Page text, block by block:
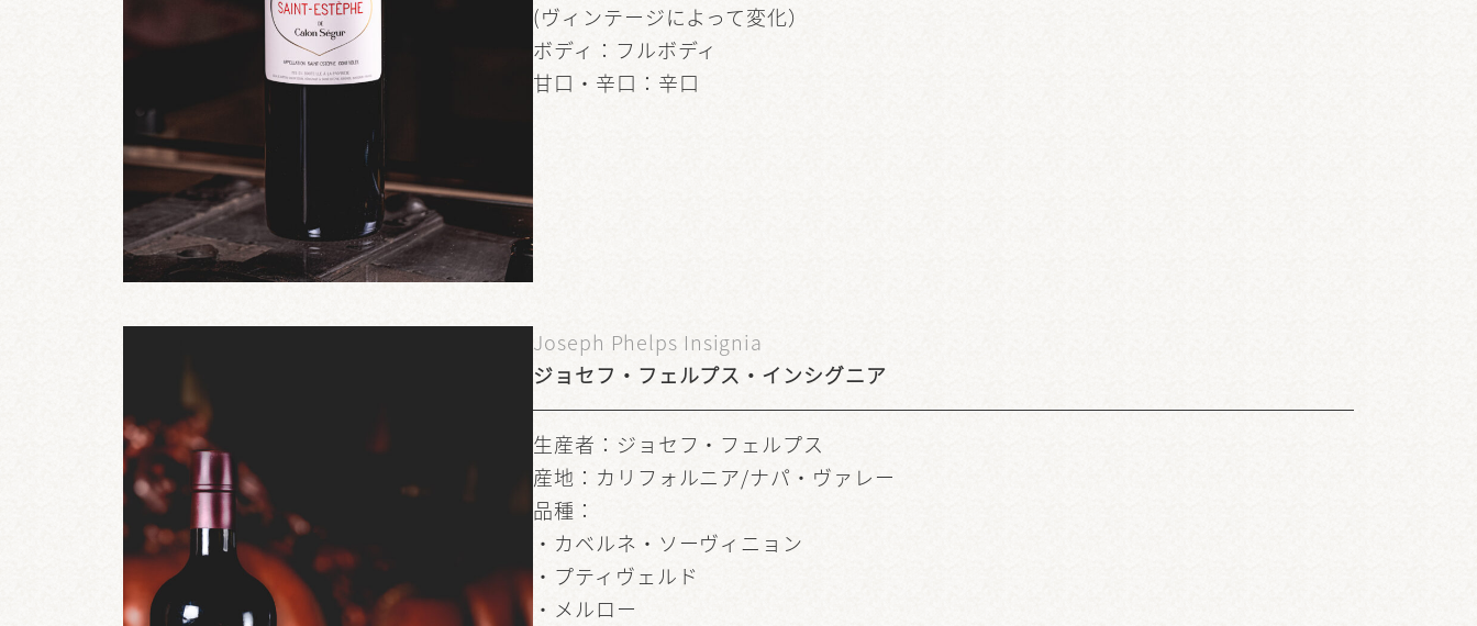
(ヴィンテージによって変化）
ボディ：フルボディ
甘口・辛口：辛口
Joseph Phelps Insignia
ジョセフ・フェルプス・インシグニア
生産者：ジョセフ・フェルプス
産地：カリフォルニア/ナパ・ヴァレー
品種：
・カベルネ・ソーヴィニョン
・プティヴェルド
・メルロー